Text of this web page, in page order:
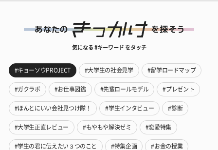
気になる #キーワード をタッチ
#キョーソウPROJECT #大学生の社会見学 #留学ロードマップ
#ガクラボ #お仕事図鑑 #先輩ロールモデル #プレゼント
#ほんとにいい会社見つけ隊！ #学生インタビュー #診断
#大学生正直レビュー #もやもや解決ゼミ #恋愛特集
#学生の君に伝えたい３つのこと #特集企画 #お金の授業